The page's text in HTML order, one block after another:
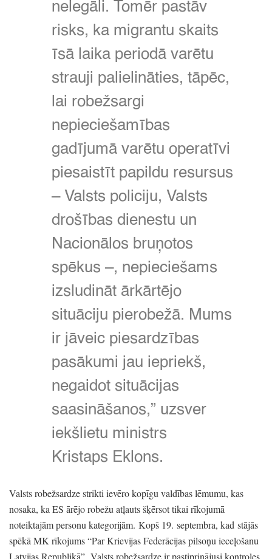
nelegāli. Tomēr pastāv
risks, ka migrantu skaits
īsā laika periodā varētu
strauji palielināties, tāpēc,
lai robežsargi
nepieciešamības
gadījumā varētu operatīvi
piesaistīt papildu resursus
– Valsts policiju, Valsts
drošības dienestu un
Nacionālos bruņotos
spēkus –, nepieciešams
izsludināt ārkārtējo
situāciju pierobežā. Mums
ir jāveic piesardzības
pasākumi jau iepriekš,
negaidot situācijas
saasināšanos,” uzsver
iekšlietu ministrs
Kristaps Eklons.
Valsts robežsardze strikti ievēro kopīgu valdības lēmumu, kas
nosaka, ka ES ārējo robežu atļauts šķērsot tikai rīkojumā
noteiktajām personu kategorijām. Kopš 19. septembra, kad stājās
spēkā MK rīkojums“Par Krievijas Federācijas pilsoņu ieceļošanu
Latvijas Republikā” , Valsts robežsardze ir pastiprinājusi kontroles,